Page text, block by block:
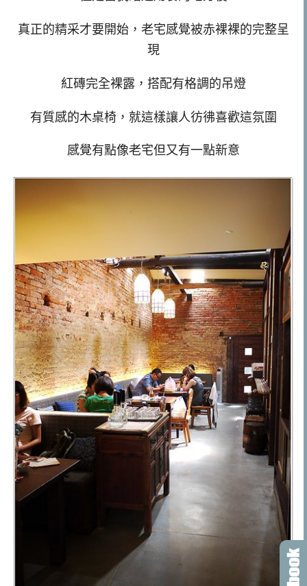
真正的精采才要開始，老宅感覺被赤裸裸的完整呈
現
紅磚完全裸露，搭配有格調的吊燈
有質感的木桌椅，就這樣讓人彷彿喜歡這氛圍
感覺有點像老宅但又有一點新意